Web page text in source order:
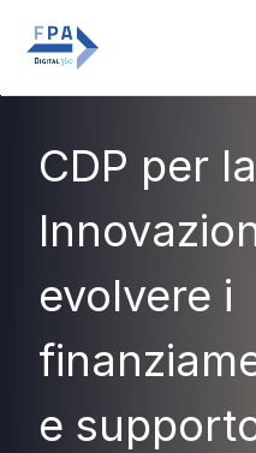
Accedi
CDP per
evolvere i
e